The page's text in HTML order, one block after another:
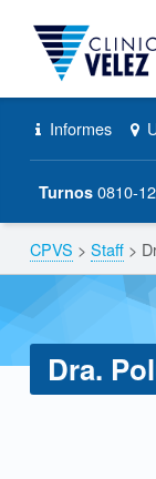
Dra. Polunosik, Natalia – CPVS
Primary Menu
Header info sidebar Informes
Turnos 0810-
Breadcrumbs navigation
CPVS > Staff>
Dra.